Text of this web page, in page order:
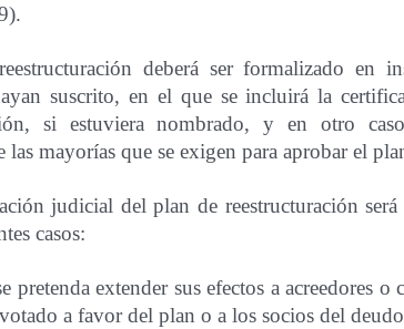
deberá ser formalizado en
suscrito, en el que se incluirá la
si estuviera nombrado, y en otro
las mayorías que se exigen para aprobar el
judicial del plan de reestructuración será
casos:
pretenda extender sus efectos a acreedores o
a favor del plan o a los socios del